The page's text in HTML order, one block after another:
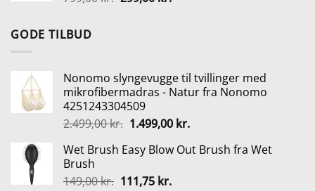
GODE TILBUD
Nonomo slyngevugge til tvillinger med
mikrofibermadras - Natur fra Nonomo
4251243304509
2.499,00kr. Den
pris
2.499,00 kr..
1.499,00 kr.Den
pris
Wet Brush Easy Blow Out Brush fra Wet
Brush
149,00kr. Den
111,75 kr.Den